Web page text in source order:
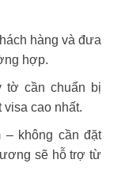
hàng và đưa
hợp.
tờ cần chuẩn bị
cao nhất.
– không cần đặt
sẽ hỗ trợ từ